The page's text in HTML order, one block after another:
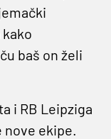
kako
baš on želi
i RB Leipziga
nove ekipe.